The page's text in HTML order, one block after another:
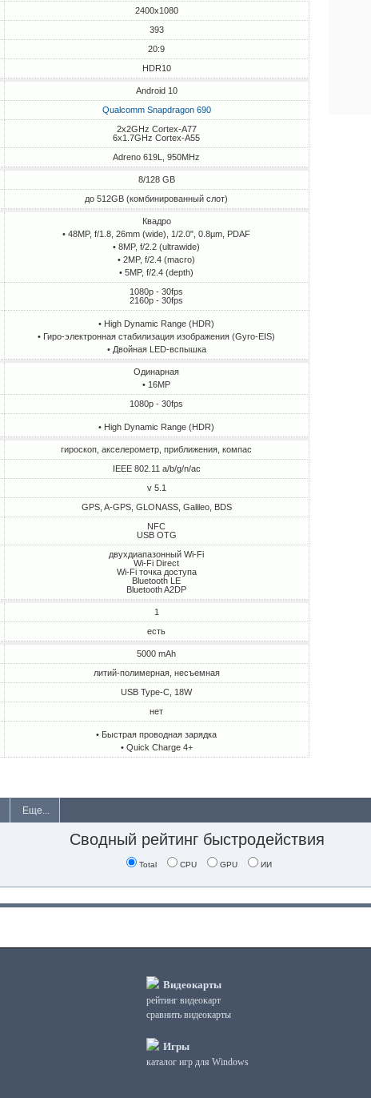
2400x1080
393
20:9
HDR10
Android 10
Qualcomm Snapdragon 690
2x2GHz Cortex-A77
6x1.7GHz Cortex-A55
Adreno 619L, 950MHz
8/128 GB
до 512GB (комбинированный слот)
Квадро
• 48MP, f/1.8, 26mm (wide), 1/2.0", 0.8µm, PDAF
• 8MP, f/2.2 (ultrawide)
• 2MP, f/2.4 (macro)
• 5MP, f/2.4 (depth)
1080p - 30fps
2160p - 30fps
• High Dynamic Range (HDR)
• Гиро-электронная стабилизация изображения (Gyro-EIS)
• Двойная LED-вспышка
Одинарная
• 16MP
1080p - 30fps
• High Dynamic Range (HDR)
гироскоп, акселерометр, приближения, компас
IEEE 802.11 a/b/g/n/ac
v 5.1
GPS, A-GPS, GLONASS, Galileo, BDS
NFC
USB OTG
двухдиапазонный Wi-Fi
Wi-Fi Direct
Wi-Fi точка доступа
Bluetooth LE
Bluetooth A2DP
1
есть
5000 mAh
литий-полимерная, несъемная
USB Type-C, 18W
нет
• Быстрая проводная зарядка
• Quick Charge 4+
Еще...
Сводный рейтинг быстродействия
Total CPU GPU ИИ
Видеокарты
рейтинг видеокарт
сравнить видеокарты
Игры
каталог игр для Windows